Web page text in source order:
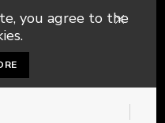
you agree to the